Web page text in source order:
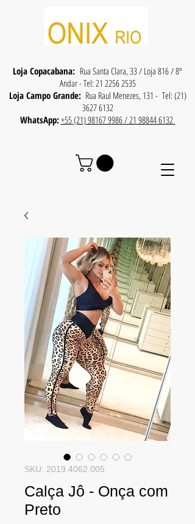
Loja Copacabana: Rua Santa Clara, 33 / Loja 816 / 8º
Andar - Tel: 21 2256 2535
Loja Campo Grande:Rua Raul Menezes, 131 - Tel: (21)
3627 6132
WhatsApp:+55 (21) 98167 9986 / 21 98844 6132
SKU: 2019.4062.005
Calça Jô - Onça com
Preto